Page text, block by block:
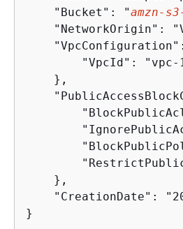
    "Bucket": "
amzn-
"NetworkOrigin":
"VpcId": "vpc-
    },
    },
"CreationDate":
}